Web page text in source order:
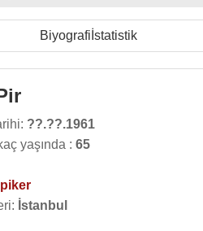
Biyografi İstatistik
??.??.1961
yaşında : 65
İstanbul